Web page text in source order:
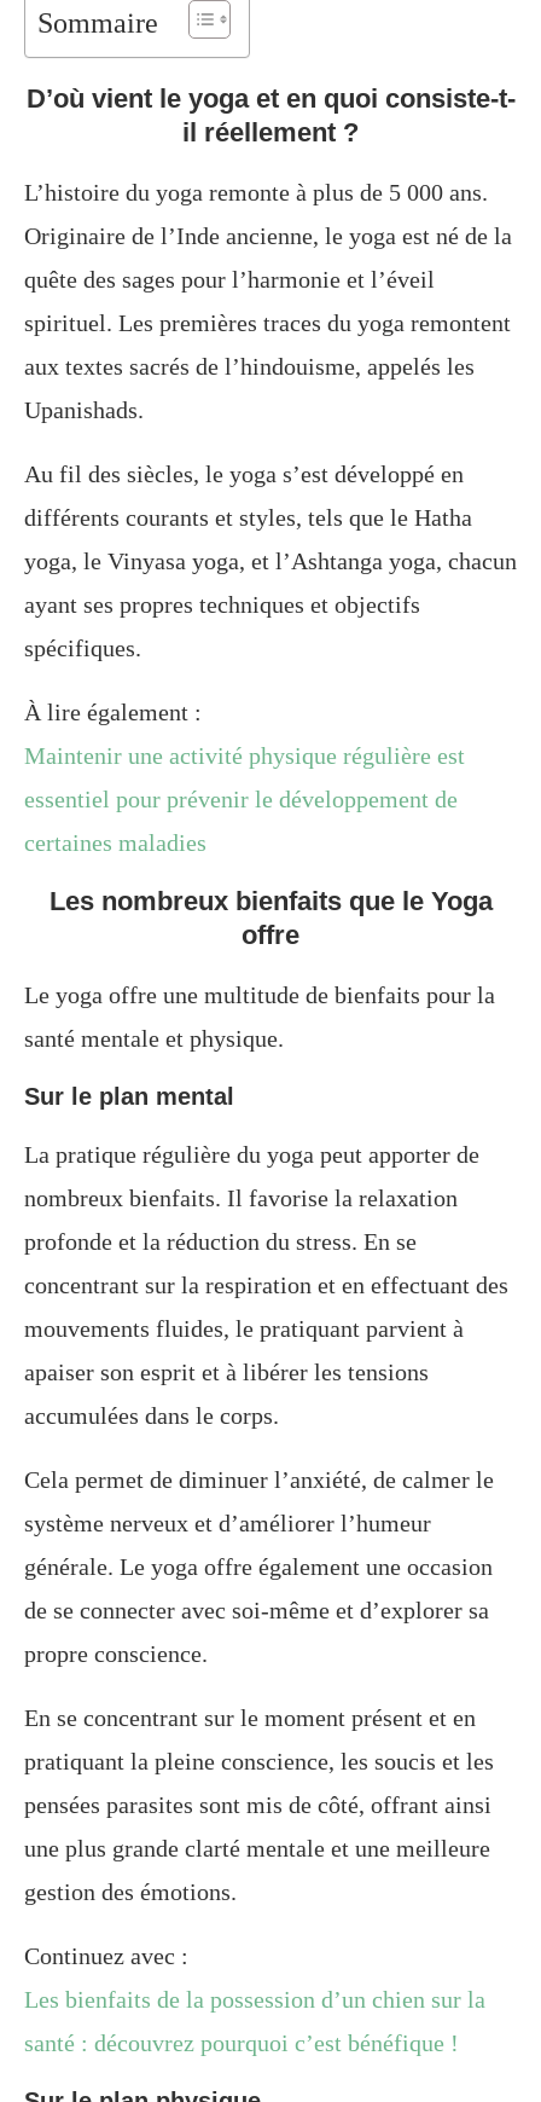
Sommaire
D’où vient le yoga et en quoi consiste-t-
il réellement ?
L’histoire du yoga remonte à plus de 5 000 ans.
Originaire de l’Inde ancienne, le yoga est né de la
quête des sages pour l’harmonie et l’éveil
spirituel. Les premières traces du yoga remontent
aux textes sacrés de l’hindouisme, appelés les
Upanishads.
Au fil des siècles, le yoga s’est développé en
différents courants et styles, tels que le Hatha
yoga, le Vinyasa yoga, et l’Ashtanga yoga, chacun
ayant ses propres techniques et objectifs
spécifiques.
À lire également :
Maintenir une activité physique régulière est
essentiel pour prévenir le développement de
certaines maladies
Les nombreux bienfaits que le Yoga
offre
Le yoga offre une multitude de bienfaits pour la
santé mentale et physique.
Sur le plan mental
La pratique régulière du yoga peut apporter de
nombreux bienfaits. Il favorise la relaxation
profonde et la réduction du stress. En se
concentrant sur la respiration et en effectuant des
mouvements fluides, le pratiquant parvient à
apaiser son esprit et à libérer les tensions
accumulées dans le corps.
Cela permet de diminuer l’anxiété, de calmer le
système nerveux et d’améliorer l’humeur
générale. Le yoga offre également une occasion
de se connecter avec soi-même et d’explorer sa
propre conscience.
En se concentrant sur le moment présent et en
pratiquant la pleine conscience, les soucis et les
pensées parasites sont mis de côté, offrant ainsi
une plus grande clarté mentale et une meilleure
gestion des émotions.
Continuez avec :
Les bienfaits de la possession d’un chien sur la
santé : découvrez pourquoi c’est bénéfique !